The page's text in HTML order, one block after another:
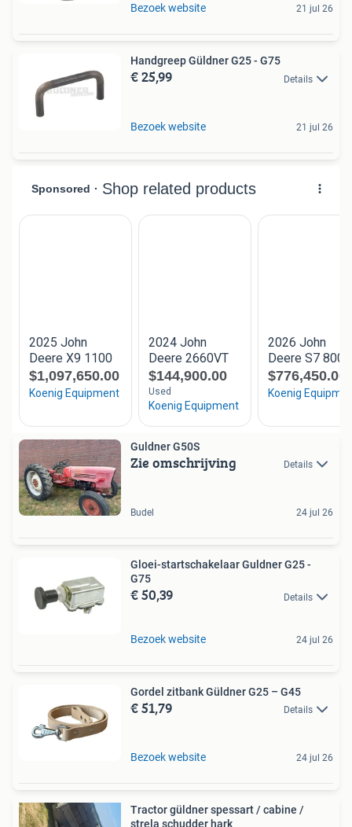
Bezoek website 21 jul 26
Handgreep Güldner G25 - G75
€ 25,99 Details
Bezoek website 21 jul 26
Guldner G50S
Zie omschrijving Details
Budel 24 jul 26
Gloei-startschakelaar Guldner G25 -
G75
€ 50,39 Details
Bezoek website 24 jul 26
Gordel zitbank Güldner G25 – G45
€ 51,79 Details
Bezoek website 24 jul 26
Tractor güldner spessart / cabine /
strela schudder hark